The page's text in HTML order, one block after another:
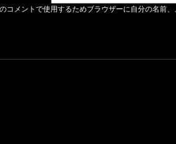
コメントで使用するためブラウザーに自分の名前